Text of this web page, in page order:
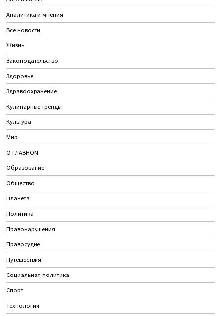
Аналитика и мнения
Все новости
Жизнь
Законодательство
Здоровье
Здравоохранение
Кулинарные тренды
Культура
Мир
О ГЛАВНОМ
Образование
Общество
Планета
Политика
Правонарушения
Правосудие
Путешествия
Социальная политика
Спорт
Технологии